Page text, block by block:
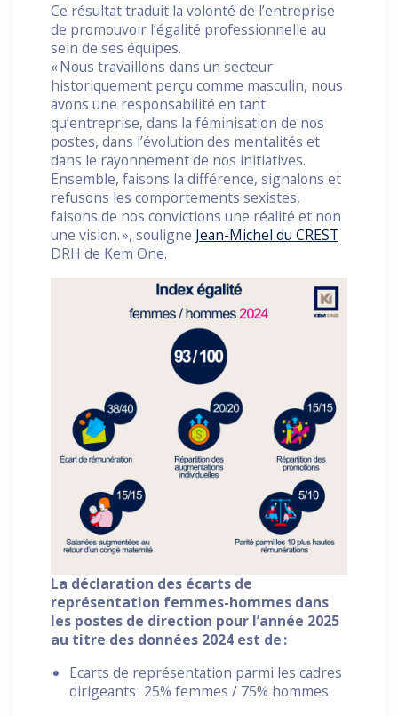
Ce résultat traduit la volonté de l’entreprise
de promouvoir l’égalité professionnelle au
sein de ses équipes.
« Nous travaillons dans un secteur
historiquement perçu comme masculin, nous
avons une responsabilité en tant
qu’entreprise, dans la féminisation de nos
postes, dans l’évolution des mentalités et
dans le rayonnement de nos initiatives.
Ensemble, faisons la différence, signalons et
refusons les comportements sexistes,
faisons de nos convictions une réalité et non
une vision. », souligne Jean-Michel du CREST
DRH de Kem One.
La déclaration des écarts de
représentation femmes-hommes dans
les postes de direction pour l’année 2025
au titre des données 2024 est de:
Ecarts de représentation parmi les cadres
dirigeants : 25% femmes / 75% hommes